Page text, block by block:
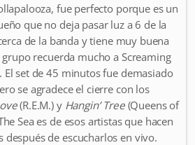
fue perfecto porque es un
que no deja pasar luz a 6 de la
de la banda y tiene muy buena
recuerda mucho a Screaming
El set de 45 minutos fue demasiado
se agradece el cierre con los
(R.E.M.) y Hangin’ Tree(Queens of
Sea es de esos artistas que hacen
después de escucharlos en vivo.